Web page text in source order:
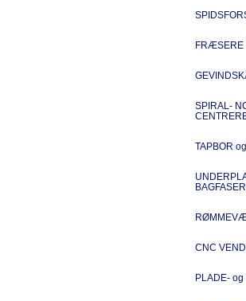
FRÆSERE
SPIRAL-
TAPBOR
CNC
PLADE- og